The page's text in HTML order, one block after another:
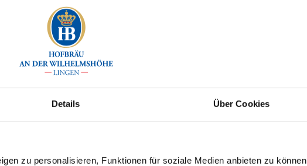
Details Über Cookies
zu personalisieren, Funktionen für soziale Medien anbieten zu können